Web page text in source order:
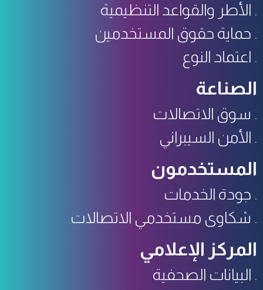
الأطر والقواعد التنظيمية
حماية حقوق المستخدمين
اعتماد النوع
الصناعة
سوق الاتصالات
الأمن السيبراني
المستخدمون
جودة الخدمات
شكاوى مستخدمي الاتصالات
المركز الإعلامي
البيانات الصحفية